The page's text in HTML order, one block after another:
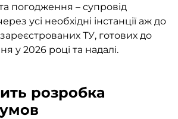
погодження – супровід
усі необхідні інстанції аж до
ТУ, готових до
у 2026 році та надалі.
розробка